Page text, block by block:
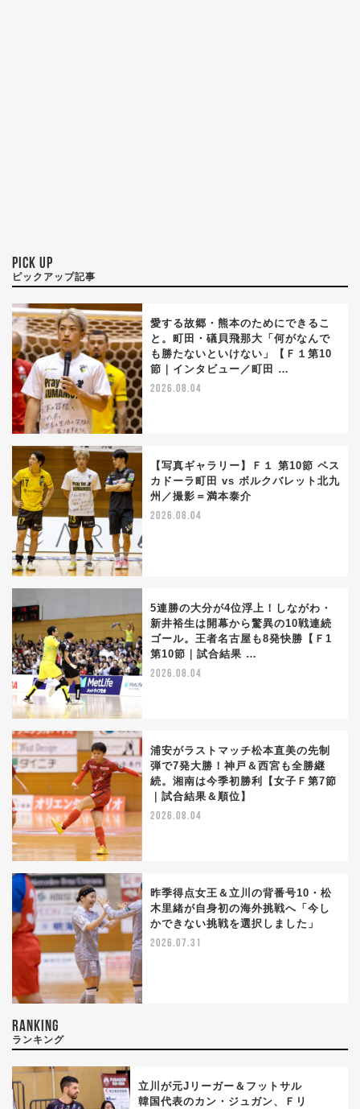
PICK UP
ピックアップ記事
愛する故郷・熊本のためにできるこ
と。町田・礒貝飛那大「何がなんで
も勝たないといけない」【Ｆ１第10
節｜インタビュー／町田 …
2026.08.04
【写真ギャラリー】Ｆ１ 第10節 ペス
カドーラ町田 vs ボルクバレット北九
州／撮影＝満本泰介
2026.08.04
5連勝の大分が4位浮上！しながわ・
新井裕生は開幕から驚異の10戦連続
ゴール。王者名古屋も8発快勝【Ｆ1
第10節｜試合結果 …
2026.08.04
浦安がラストマッチ松本直美の先制
弾で7発大勝！神戸＆西宮も全勝継
続。湘南は今季初勝利【女子Ｆ第7節
｜試合結果＆順位】
2026.08.04
昨季得点女王＆立川の背番号10・松
木里緒が自身初の海外挑戦へ「今し
かできない挑戦を選択しました」
2026.07.31
RANKING
ランキング
立川が元Jリーガー＆フットサル
韓国代表のカン・ジュガン、Ｆリ